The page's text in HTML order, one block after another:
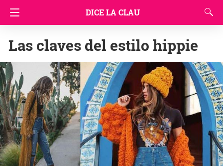
DICE LA CLAU
Las claves del estilo hippie